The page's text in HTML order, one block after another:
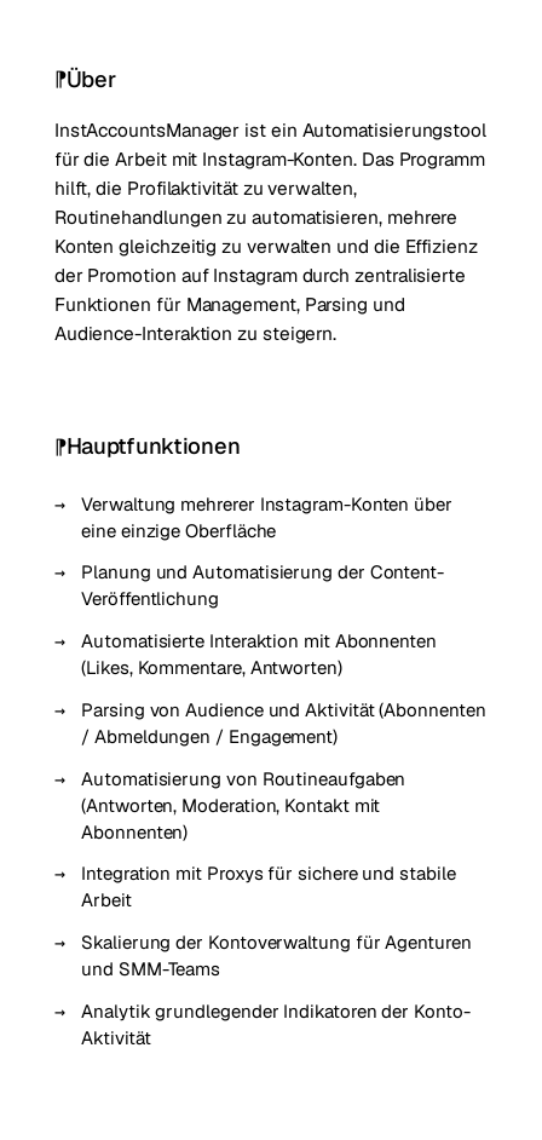
Über
InstAccountsManager ist ein Automatisierungstool
für die Arbeit mit Instagram-Konten. Das Programm
hilft, die Profilaktivität zu verwalten,
Routinehandlungen zu automatisieren, mehrere
Konten gleichzeitig zu verwalten und die Effizienz
der Promotion auf Instagram durch zentralisierte
Funktionen für Management, Parsing und
Audience-Interaktion zu steigern.
Hauptfunktionen
Verwaltung mehrerer Instagram-Konten über
eine einzige Oberfläche
Planung und Automatisierung der Content-
Veröffentlichung
Automatisierte Interaktion mit Abonnenten
(Likes, Kommentare, Antworten)
Parsing von Audience und Aktivität (Abonnenten
/ Abmeldungen / Engagement)
Automatisierung von Routineaufgaben
(Antworten, Moderation, Kontakt mit
Abonnenten)
Integration mit Proxys für sichere und stabile
Arbeit
Skalierung der Kontoverwaltung für Agenturen
und SMM-Teams
Analytik grundlegender Indikatoren der Konto-
Aktivität